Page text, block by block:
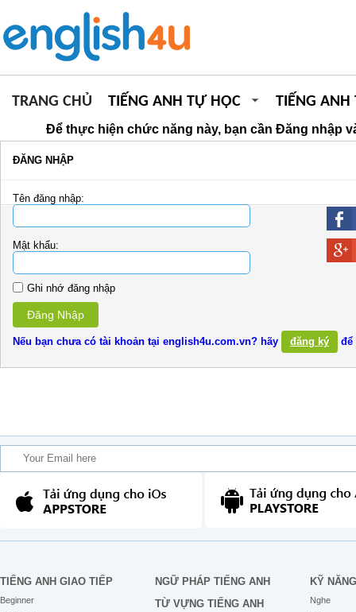
TRANG CHỦ TIẾNG ANH TỰ HỌC TIẾNG ANH
Để thực hiện chức năng này, bạn cần Đăng nhập
ĐĂNG NHẬP
Tên đăng nhập:
Mật khẩu:
Ghi nhớ đăng nhập
Đăng Nhập
Nếu bạn chưa có tài khoản tại english4u.com.vn? hãy đăng ký để
TIẾNG ANH GIAO TIẾP
Beginner
NGỮ PHÁP TIẾNG ANH
TỪ VỰNG TIẾNG ANH
KỸ NĂNG
Nghe